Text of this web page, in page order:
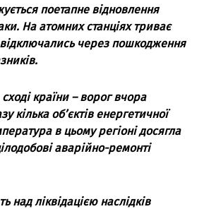
поетапне вiдновлення
На атомних станцiях триває
через пошкодження
країни – ворог вчора
кiлька об’єктiв енергетичної
в цьому регiонi досягла
аварiйно-ремонтi
над лiквiдацiєю наслiдкiв